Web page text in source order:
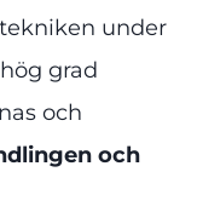
under
grad
och
och